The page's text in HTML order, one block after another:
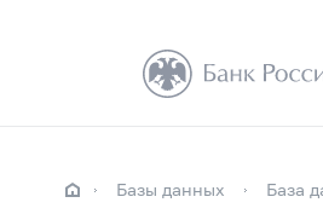
Базы данных База